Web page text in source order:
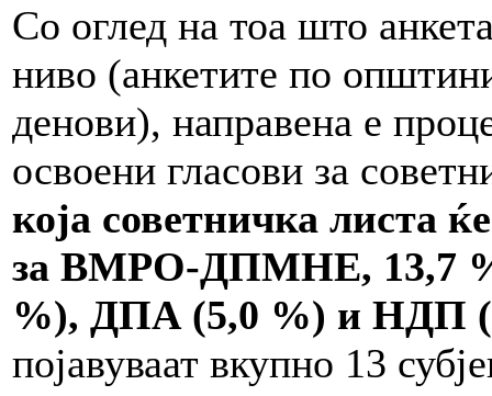
Со оглед на тоа што
ниво (анкетите по
денови), направена е
освоени гласови за
која советничка листа
за ВМРО-ДПМНЕ, 13,7
%), ДПА (5,0 %) и НДП
појавуваат вкупно 13